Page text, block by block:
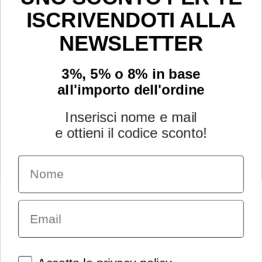
INFORMAZIONI
Chi siamo
Condizioni generali
Garanzia
Richiesta assistenza tecnica
ISCRIVENDOTI ALLA
NEWSLETTER
3%, 5% o 8% in base
all'importo dell'ordine
Inserisci nome e mail
e ottieni il codice sconto!
Name
Email